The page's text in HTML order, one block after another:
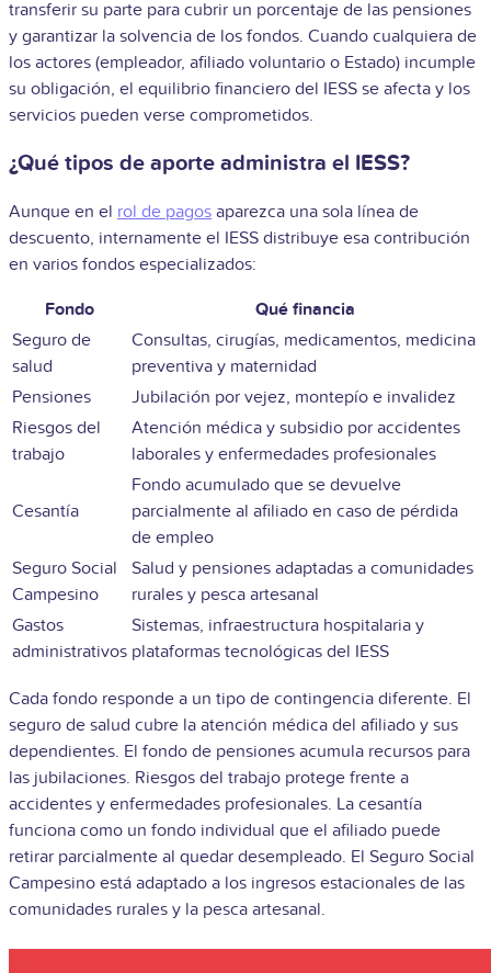
transferir su parte para cubrir un porcentaje de las pensiones
y garantizar la solvencia de los fondos. Cuando cualquiera de
los actores (empleador, afiliado voluntario o Estado) incumple
su obligación, el equilibrio financiero del IESS se afecta y los
servicios pueden verse comprometidos.
¿Qué tipos de aporte administra el IESS?
Aunque en el rol de pagos aparezca una sola línea de
descuento, internamente el IESS distribuye esa contribución
en varios fondos especializados:
Fondo
Qué financia
Seguro de
salud
Consultas, cirugías, medicamentos, medicina
preventiva y maternidad
Pensiones
Jubilación por vejez, montepío e invalidez
Riesgos del
trabajo
Atención médica y subsidio por accidentes
laborales y enfermedades profesionales
Cesantía
Fondo acumulado que se devuelve
parcialmente al afiliado en caso de pérdida
de empleo
Seguro Social
Campesino
Salud y pensiones adaptadas a comunidades
rurales y pesca artesanal
Gastos
administrativos
Sistemas, infraestructura hospitalaria y
plataformas tecnológicas del IESS
Cada fondo responde a un tipo de contingencia diferente. El
seguro de salud cubre la atención médica del afiliado y sus
dependientes. El fondo de pensiones acumula recursos para
las jubilaciones. Riesgos del trabajo protege frente a
accidentes y enfermedades profesionales. La cesantía
funciona como un fondo individual que el afiliado puede
retirar parcialmente al quedar desempleado. El Seguro Social
Campesino está adaptado a los ingresos estacionales de las
comunidades rurales y la pesca artesanal.